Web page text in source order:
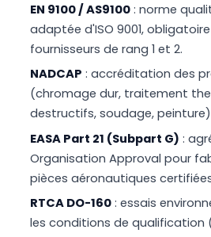
EN 9100 / AS9100 : norme
adaptée d'ISO 9001,
fournisseurs de rang 1 et 2.
NADCAP : accréditation des
(chromage dur, traitement
destructifs, soudage,
EASA Part 21 (Subpart G) :
Organisation Approval pour
pièces aéronautiques
RTCA DO-160 : essais
les conditions de qualification